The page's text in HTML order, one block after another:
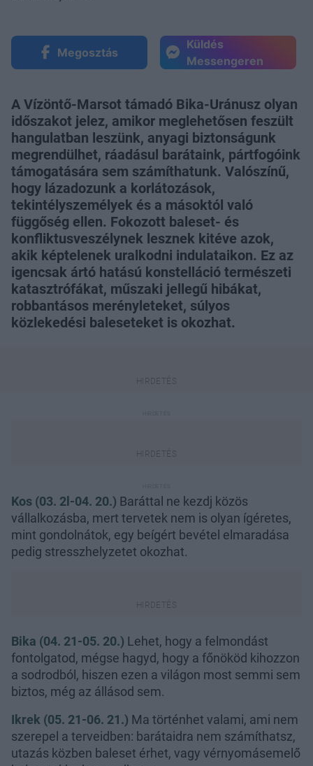
Megosztás
Küldés
Messengeren
A Vízöntő-Marsot támadó Bika-Uránusz olyan
időszakot jelez, amikor meglehetősen feszült
hangulatban leszünk, anyagi biztonságunk
megrendülhet, ráadásul barátaink, pártfogóink
támogatására sem számíthatunk. Valószínű,
hogy lázadozunk a korlátozások,
tekintélyszemélyek és a másoktól való
függőség ellen. Fokozott baleset- és
konfliktusveszélynek lesznek kitéve azok,
akik képtelenek uralkodni indulataikon. Ez az
igencsak ártó hatású konstelláció természeti
katasztrófákat, műszaki jellegű hibákat,
robbantásos merényleteket, súlyos
közlekedési baleseteket is okozhat.
Kos (03. 2l-04. 20.) Baráttal ne kezdj közös
vállalkozásba, mert tervetek nem is olyan ígéretes,
mint gondolnátok, egy beígért bevétel elmaradása
pedig stresszhelyzetet okozhat.
Bika (04. 21-05. 20.) Lehet, hogy a felmondást
fontolgatod, mégse hagyd, hogy a főnököd kihozzon
a sodrodból, hiszen ezen a világon most semmi sem
biztos, még az állásod sem.
Ikrek (05. 21-06. 21.) Ma történhet valami, ami nem
szerepel a terveidben: barátaidra nem számíthatsz,
utazás közben baleset érhet, vagy vérnyomásemelő